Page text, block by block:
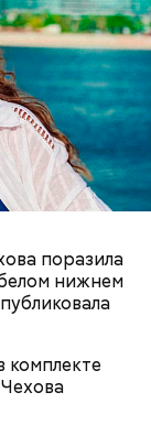
поразила
нижнем
комплекте
Нужно вести
дикого
периода
Макеева жил
километрах
увидеть
везде в